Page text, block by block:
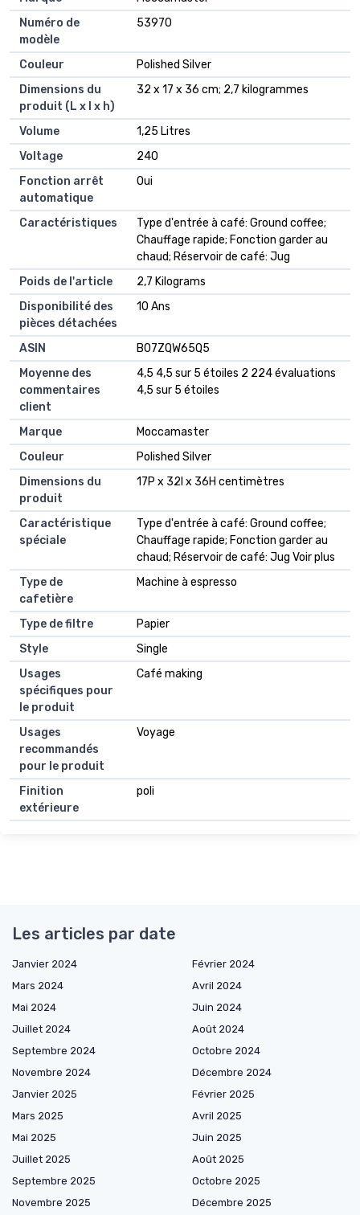
Numéro de
modèle
‎53970
Couleur
‎Polished Silver
Dimensions du
produit (L x l x h)
‎32 x 17 x 36 cm; 2,7 kilogrammes
Volume
‎1,25 Litres
Voltage
‎240
Fonction arrêt
automatique
‎Oui
Caractéristiques
‎Type d'entrée à café: Ground coffee;
Chauffage rapide; Fonction garder au
chaud; Réservoir de café: Jug
Poids de l'article
‎2,7 Kilograms
Disponibilité des
pièces détachées
‎10 Ans
ASIN
B07ZQW65Q5
Moyenne des
commentaires
client
4,5 4,5 sur 5 étoiles 2 224 évaluations
4,5 sur 5 étoiles
Marque
Moccamaster
Couleur
Polished Silver
Dimensions du
produit
17P x 32l x 36H centimètres
Caractéristique
spéciale
Type d'entrée à café: Ground coffee;
Chauffage rapide; Fonction garder au
chaud; Réservoir de café: Jug Voir plus
Type de
cafetière
Machine à espresso
Type de filtre
Papier
Style
Single
Usages
spécifiques pour
le produit
Café making
Usages
recommandés
pour le produit
Voyage
Finition
extérieure
poli
Les articles par date
Janvier 2024
Février 2024
Mars 2024
Avril 2024
Mai 2024
Juin 2024
Juillet 2024
Août 2024
Septembre 2024
Octobre 2024
Novembre 2024
Décembre 2024
Janvier 2025
Février 2025
Mars 2025
Avril 2025
Mai 2025
Juin 2025
Juillet 2025
Août 2025
Septembre 2025
Octobre 2025
Novembre 2025
Décembre 2025